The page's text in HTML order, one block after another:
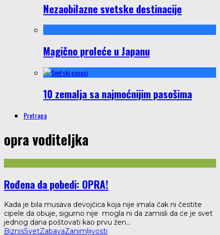
Nezaobilazne svetske destinacije
Magično proleće u Japanu
10 zemalja sa najmoćnijim pasošima
Pretraga
opra voditeljka
Rođena da pobedi: OPRA!
Kada je bila musava devojčica koja nije imala čak ni čestite
cipele da obuje, sigurno nije mogla ni da zamisli da će je svet
jednog dana poštovati kao prvu žen...
BiznisSvetZabavaZanimljivosti